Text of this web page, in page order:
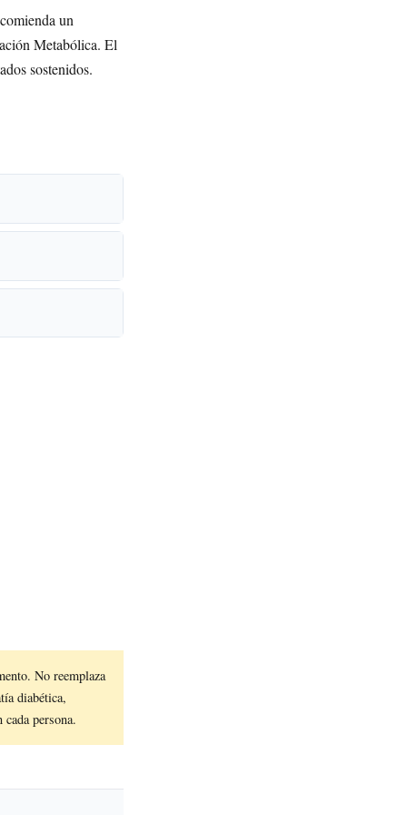
un
Metabólica. El
sostenidos.
No reemplaza
diabética,
persona.